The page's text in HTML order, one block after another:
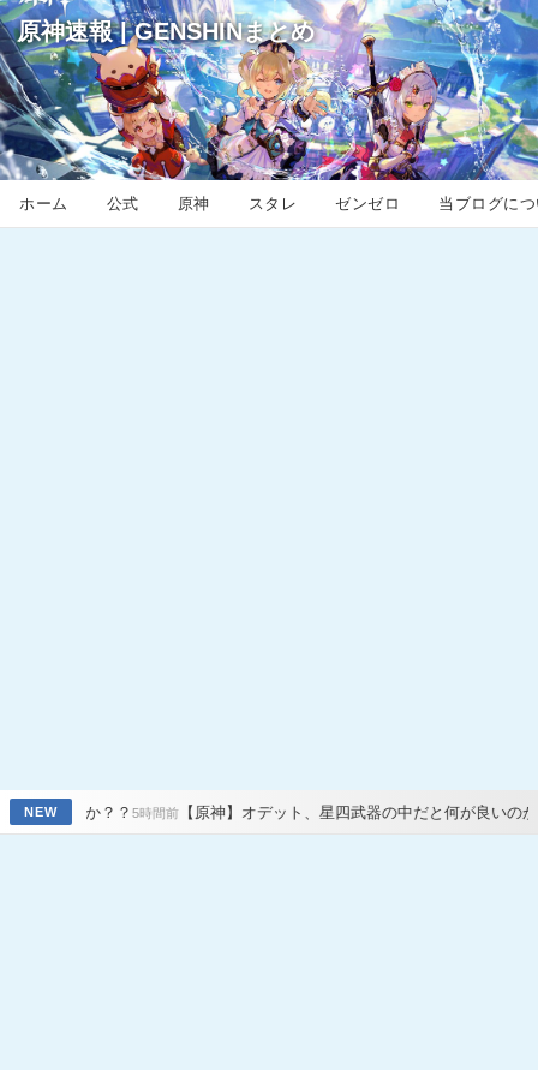
原神速報 | GENSHINまとめ
ホーム 公式 原神 スタレ ゼンゼロ 当ブログに
NEW
間前【原神】オデット、星四武器の中だと何が良いのかな？12時間前【原神